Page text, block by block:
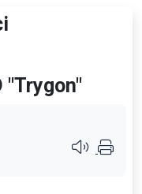
"Trygon"
Przycisk